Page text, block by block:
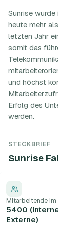
Sunrise
heute mehr
letzten Jahr
somit das
und höchst
Erfolg des
werden.
STECKBRIEF
Sunrise
Mitarbeitende im
5400
Externe)